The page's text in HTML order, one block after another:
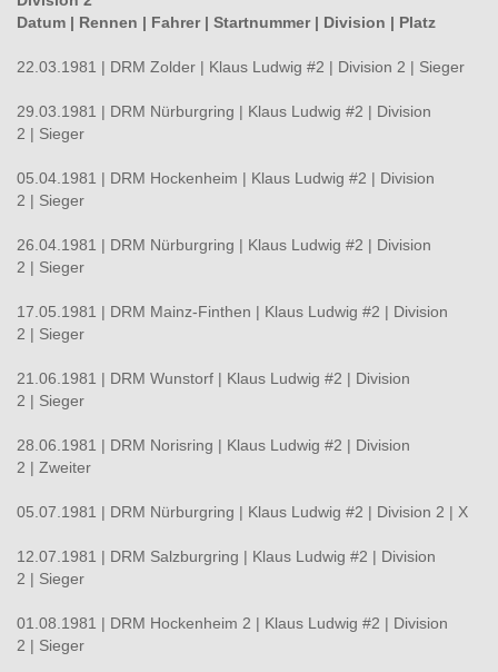
Datum | Rennen | Fahrer | Startnummer| Division | Platz
22.03.1981 | DRM Zolder | Klaus Ludwig #2 | Division 2 | Sieger
29.03.1981 | DRM Nürburgring | Klaus Ludwig #2 | Division
2 | Sieger
05.04.1981 | DRM Hockenheim | Klaus Ludwig #2 | Division
2 | Sieger
26.04.1981 | DRM Nürburgring | Klaus Ludwig #2 | Division
2 | Sieger
17.05.1981 | DRM Mainz-Finthen | Klaus Ludwig #2 | Division
2 | Sieger
21.06.1981 | DRM Wunstorf | Klaus Ludwig #2 | Division
2 | Sieger
28.06.1981 | DRM Norisring | Klaus Ludwig #2 | Division
2 | Zweiter
05.07.1981 | DRM Nürburgring | Klaus Ludwig #2 | Division 2 | X
12.07.1981 | DRM Salzburgring | Klaus Ludwig #2 | Division
2 | Sieger
01.08.1981 | DRM Hockenheim 2 | Klaus Ludwig #2 | Division
2 | Sieger